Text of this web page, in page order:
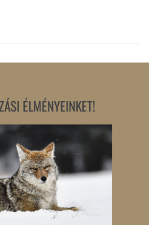
ÉLMÉNYEINKET!